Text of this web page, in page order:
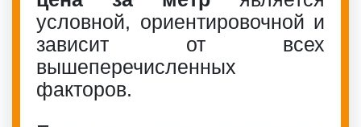
условной, ориентировочной и
зависит от всех
вышеперечисленных
факторов.